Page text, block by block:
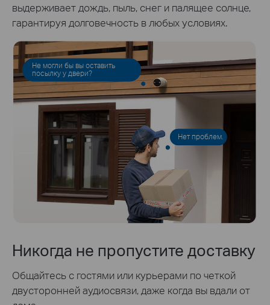
выдерживает дождь, пыль, снег и палящее солнце,
гарантируя долговечность в любых условиях.
Никогда не пропустите доставку
Общайтесь с гостями или курьерами по четкой
двусторонней аудиосвязи, даже когда вы вдали от
Не могли бы вы оставить
посылку у двери?
Нет проблем.